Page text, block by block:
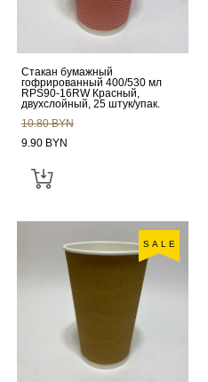
Стакан бумажный
гофрированный 400/530 мл
RPS90-16RW Красный,
двухслойный, 25 штук/упак.
10.80 BYN
9.90 BYN
SALE